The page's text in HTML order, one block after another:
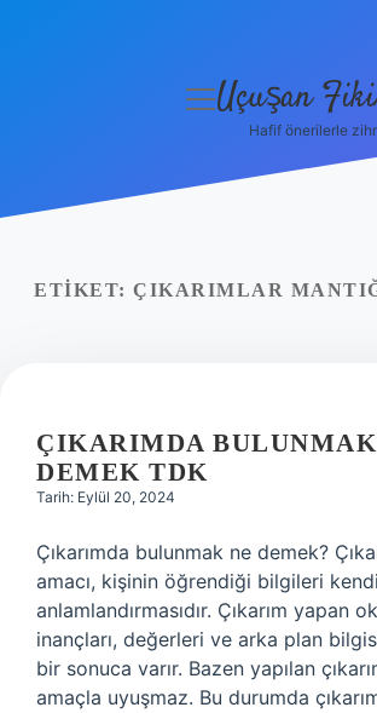
Yasal Uyarı
menüyü
Uçuşan
Hafif önerilerle
ETIKET: ÇIKARIMLAR
ÇIKARIMDA
DEMEK TDK
Tarih: Eylül 20, 2024
Çıkarımda bulunmak ne demek?
amacı, kişinin öğrendiği bilgileri
anlamlandırmasıdır. Çıkarım yapan
inançları, değerleri ve arka plan
bir sonuca varır. Bazen yapılan
amaçla uyuşmaz. Bu durumda